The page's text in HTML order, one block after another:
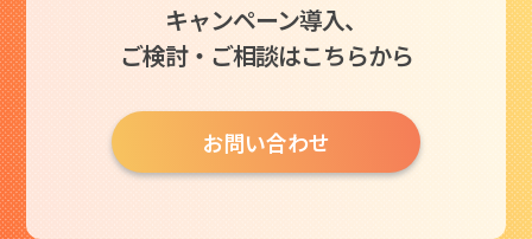
キャンペーン導入、
ご検討・ご相談はこちらから
お問い合わせ